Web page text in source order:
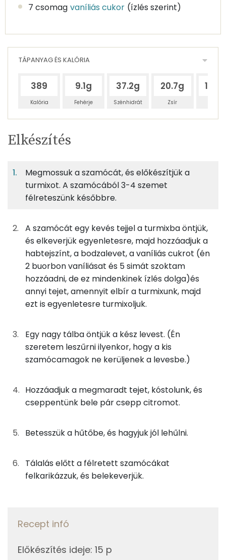
7 csomag vaníliás cukor (ízlés szerint)
TÁPANYAG ÉS KALÓRIA
389
Kalória
9.1g
Fehérje
37.2g
Szénhidrát
20.7g
Zsír
Egy
adagban
5%
Fehérje
20%
Szénhidrát
11%
250gtej
140 kcal
50g habtejszín
146 kcal
25g gyümölcslé
12 kcal
0g citromlé
18gvaníliás cukor 68 kcal
Összesen 389 kcal
TÁPANYAGTARTALOM
Egy
adagban
4
adagban
100
grammban
TOP ásványi anyagok
Kálcium
Nátrium
Foszfor
Magnézium
Szelén
C vitamin:
E vitamin:
Niacin - B3 vitamin:
Elkészítés
Megmossuk a szamócát, és előkészítjük a
turmixot. A szamócából 3-4 szemet
félreteszünk későbbre.
A szamócát egy kevés tejjel a turmixba öntjük,
és elkeverjük egyenletesre, majd hozzáadjuk a
habtejszínt, a bodzalevet, a vaníliás cukrot (én
2 buorbon vaníliásat és 5 simát szoktam
hozzáadni, de ez mindenkinek ízlés dolga)és
annyi tejet, amennyit elbír a turmixunk, majd
ezt is egyenletesre turmixoljuk.
Egy nagy tálba öntjük a kész levest. (Én
szeretem leszűrni ilyenkor, hogy a kis
szamócamagok ne kerüljenek a levesbe.)
Hozzáadjuk a megmaradt tejet, kóstolunk, és
cseppentünk bele pár csepp citromot.
Betesszük a hűtőbe, és hagyjuk jól lehűlni.
Tálalás előtt a félretett szamócákat
felkarikázzuk, és belekeverjük.
Recept infó
Előkészítés ideje: 15 p